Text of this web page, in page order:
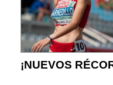
¡NUEVOS